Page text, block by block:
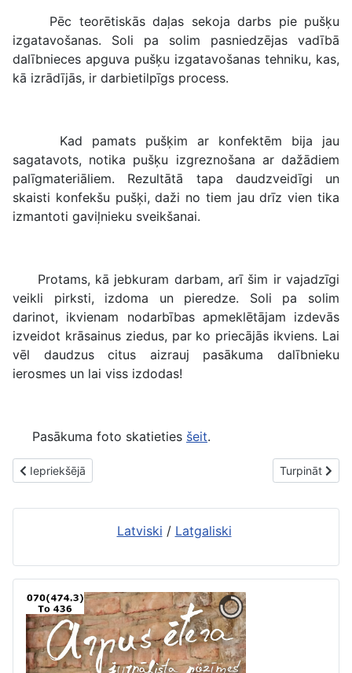
Pēc teorētiskās daļas sekoja darbs pie pušķu
izgatavošanas. Soli pa solim pasniedzējas vadībā
dalībnieces apguva pušķu izgatavošanas tehniku, kas,
kā izrādījās, ir darbietilpīgs process.
Kad pamats pušķim ar konfektēm bija jau
sagatavots, notika pušķu izgreznošana ar dažādiem
palīgmateriāliem. Rezultātā tapa daudzveidīgi un
skaisti konfekšu pušķi, daži no tiem jau drīz vien tika
izmantoti gaviļnieku sveikšanai.
Protams, kā jebkuram darbam, arī šim ir vajadzīgi
veikli pirksti, izdoma un pieredze. Soli pa solim
darinot, ikvienam nodarbības apmeklētājam izdevās
izveidot krāsainus ziedus, par ko priecājās ikviens. Lai
vēl daudzus citus aizrauj pasākuma dalībnieku
ierosmes un lai viss izdodas!
Pasākuma foto skatieties šeit.
Iepriekšējais raksts: Mazie ciemiņi bibliotēkā
Iepriekšējā Nākamais
Turpināt
Latviski / Latgaliski